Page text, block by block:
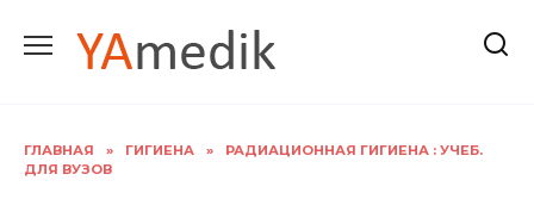
содержанию
ГЛАВНАЯ » ГИГИЕНА »
РАДИАЦИОННАЯ ГИГИЕНА : УЧЕБ.
ДЛЯ ВУЗОВ